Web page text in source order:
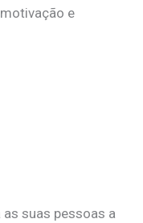
e
suas pessoas a